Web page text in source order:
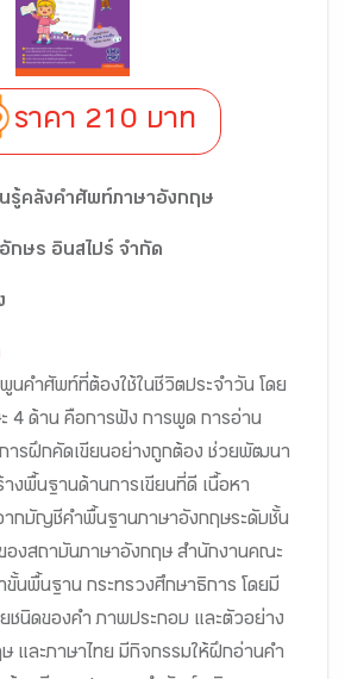
ราคา 210 บาท
รู้คลังคำศัพท์ภาษาอังกฤษ
กษร อินสไปร์ จำกัด
นคำศัพท์ที่ต้องใช้ในชีวิตประจำวัน โดย
4 ด้าน คือการฟัง การพูด การอ่าน
การฝึกคัดเขียนอย่างถูกต้อง ช่วยพัฒนา
งพื้นฐานด้านการเขียนที่ดี เนื้อหา
กบัญชีคำพื้นฐานภาษาอังกฤษระดับชั้น
องสถาบันภาษาอังกฤษ สำนักงานคณะ
ขั้นพื้นฐาน กระทรวงศึกษาธิการ โดยมี
ชนิดของคำ ภาพประกอบ และตัวอย่าง
และภาษาไทย มีกิจกรรมให้ฝึกอ่านคำ